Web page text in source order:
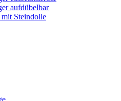
aufdübelbar
mit Steindolle